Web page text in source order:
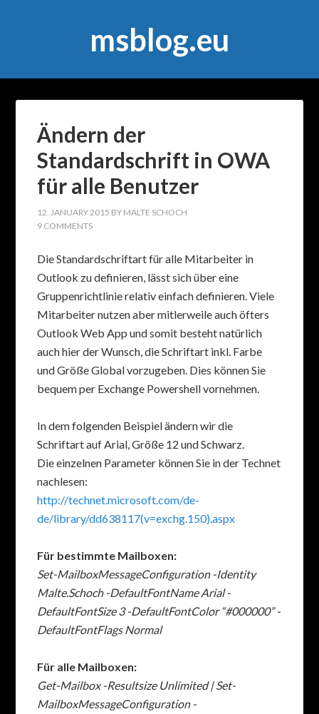
msblog.eu
Ändern der
Standardschrift in OWA
für alle Benutzer
12. JANUARY 2015 BY MALTE SCHOCH
9 COMMENTS
Die Standardschriftart für alle Mitarbeiter in
Outlook zu definieren, lässt sich über eine
Gruppenrichtlinie relativ einfach definieren. Viele
Mitarbeiter nutzen aber mitlerweile auch öfters
Outlook Web App und somit besteht natürlich
auch hier der Wunsch, die Schriftart inkl. Farbe
und Größe Global vorzugeben. Dies können Sie
bequem per Exchange Powershell vornehmen.
In dem folgenden Beispiel ändern wir die
Schriftart auf Arial, Größe 12 und Schwarz.
Die einzelnen Parameter können Sie in der Technet
nachlesen:
http://technet.microsoft.com/de-
de/library/dd638117(v=exchg.150).aspx
Für bestimmte Mailboxen:
Set-MailboxMessageConfiguration -Identity
Malte.Schoch -DefaultFontName Arial -
DefaultFontSize 3 -DefaultFontColor “#000000” -
DefaultFontFlags Normal
Für alle Mailboxen:
Get-Mailbox -Resultsize Unlimited | Set-
MailboxMessageConfiguration -